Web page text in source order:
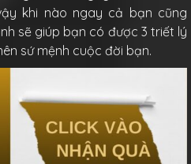
khi nào ngay cả bạn cũng
sẽ giúp bạn có được 3 triết lý
sứ mệnh cuộc đời bạn.